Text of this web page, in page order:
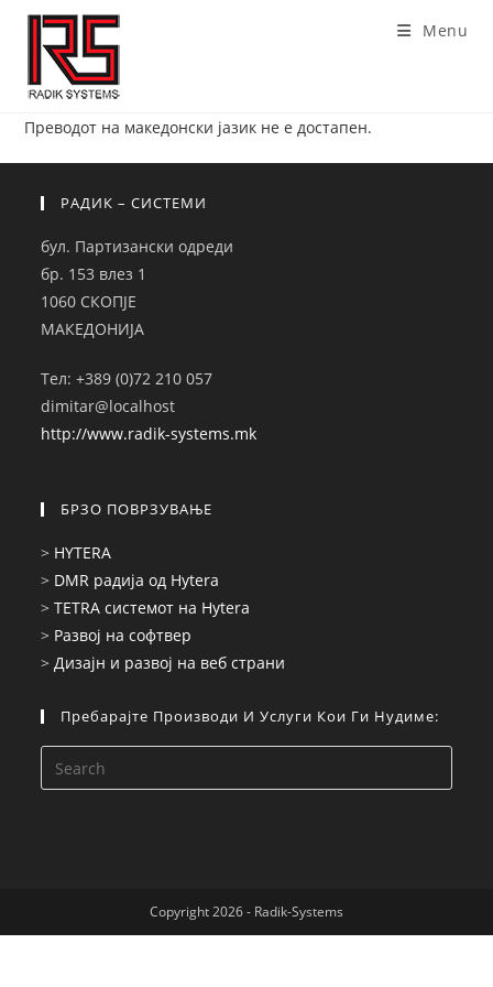
content
Menu
Преводот на македонски јазик не е достапен.
РАДИК – СИСТЕМИ
бул. Партизански одреди
бр. 153 влез 1
1060 СКОПЈЕ
МАКЕДОНИЈА
Тел: +389 (0)72 210 057
dimitar@localhost
http://www.radik-systems.mk
БРЗО ПОВРЗУВАЊЕ
> HYTERA
> DMR радија од Hytera
>TETRA системот на Hytera
> Развој на софтвер
>Дизајн и развој на веб страни
Пребарајте Производи И Услуги Кои Ги Нудиме:
Copyright 2026 - Radik-Systems